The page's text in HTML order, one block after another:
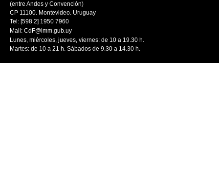
(entre Andes y Convención)
CP 11100. Montevideo. Uruguay
Tel: [598 2] 1950 7960
Mail: CdF@imm.gub.uy
Lunes, miércoles, jueves, viernes: de 10 a 19.30 h.
Martes: de 10 a 21 h. Sábados de 9.30 a 14.30 h.